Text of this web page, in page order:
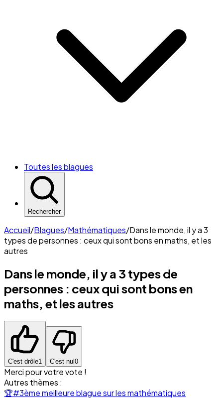
Toutes les blagues
Rechercher
Accueil/Blagues/Mathématiques/Dans le monde, il y a 3
types de personnes : ceux qui sont bons en maths, et les
autres
Dans le monde, il y a 3 types de
personnes : ceux qui sont bons en
maths, et les autres
C'est drôle1 C'est nul 0
Merci pour votre vote !
Autres thèmes :
🏆#3ème meilleure blague sur les mathématiques